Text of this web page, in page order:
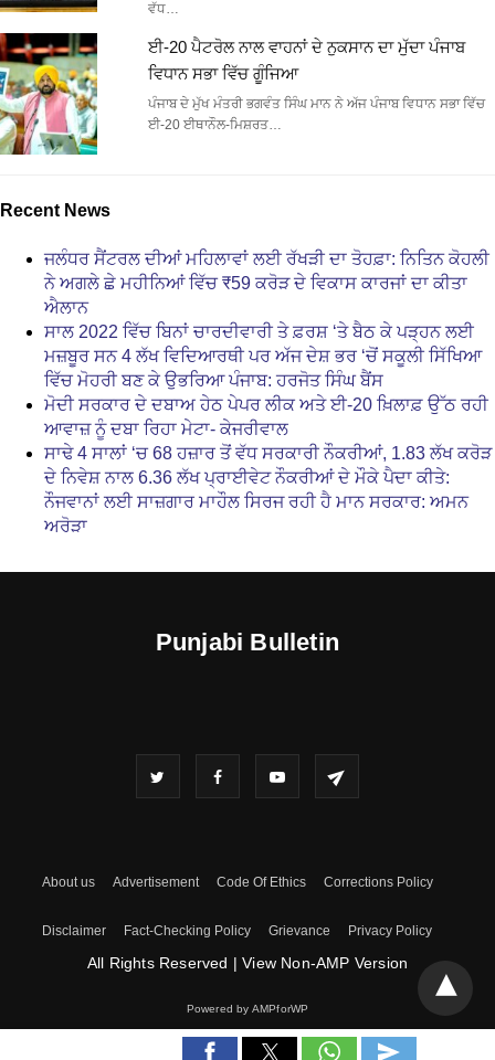
ਵੱਧ…
ਈ-20 ਪੈਟਰੋਲ ਨਾਲ ਵਾਹਨਾਂ ਦੇ ਨੁਕਸਾਨ ਦਾ ਮੁੱਦਾ ਪੰਜਾਬ
ਵਿਧਾਨ ਸਭਾ ਵਿੱਚ ਗੂੰਜਿਆ
ਪੰਜਾਬ ਦੇ ਮੁੱਖ ਮੰਤਰੀ ਭਗਵੰਤ ਸਿੰਘ ਮਾਨ ਨੇ ਅੱਜ ਪੰਜਾਬ ਵਿਧਾਨ ਸਭਾ ਵਿੱਚ
ਈ-20 ਈਥਾਨੌਲ-ਮਿਸ਼ਰਤ…
Recent News
ਜਲੰਧਰ ਸੈਂਟਰਲ ਦੀਆਂ ਮਹਿਲਾਵਾਂ ਲਈ ਰੱਖੜੀ ਦਾ ਤੋਹਫ਼ਾ: ਨਿਤਿਨ ਕੋਹਲੀ
ਨੇ ਅਗਲੇ ਛੇ ਮਹੀਨਿਆਂ ਵਿੱਚ ₹59 ਕਰੋੜ ਦੇ ਵਿਕਾਸ ਕਾਰਜਾਂ ਦਾ ਕੀਤਾ
ਐਲਾਨ
ਸਾਲ 2022 ਵਿੱਚ ਬਿਨਾਂ ਚਾਰਦੀਵਾਰੀ ਤੇ ਫ਼ਰਸ਼ ‘ਤੇ ਬੈਠ ਕੇ ਪੜ੍ਹਨ ਲਈ
ਮਜ਼ਬੂਰ ਸਨ 4 ਲੱਖ ਵਿਦਿਆਰਥੀ ਪਰ ਅੱਜ ਦੇਸ਼ ਭਰ ‘ਚੋਂ ਸਕੂਲੀ ਸਿੱਖਿਆ
ਵਿੱਚ ਮੋਹਰੀ ਬਣ ਕੇ ਉਭਰਿਆ ਪੰਜਾਬ: ਹਰਜੋਤ ਸਿੰਘ ਬੈਂਸ
ਮੋਦੀ ਸਰਕਾਰ ਦੇ ਦਬਾਅ ਹੇਠ ਪੇਪਰ ਲੀਕ ਅਤੇ ਈ-20 ਖ਼ਿਲਾਫ਼ ਉੱਠ ਰਹੀ
ਆਵਾਜ਼ ਨੂੰ ਦਬਾ ਰਿਹਾ ਮੇਟਾ- ਕੇਜਰੀਵਾਲ
ਸਾਢੇ 4 ਸਾਲਾਂ ‘ਚ 68 ਹਜ਼ਾਰ ਤੋਂ ਵੱਧ ਸਰਕਾਰੀ ਨੌਕਰੀਆਂ, 1.83 ਲੱਖ ਕਰੋੜ
ਦੇ ਨਿਵੇਸ਼ ਨਾਲ 6.36 ਲੱਖ ਪ੍ਰਾਈਵੇਟ ਨੌਕਰੀਆਂ ਦੇ ਮੌਕੇ ਪੈਦਾ ਕੀਤੇ:
ਨੌਜਵਾਨਾਂ ਲਈ ਸਾਜ਼ਗਾਰ ਮਾਹੌਲ ਸਿਰਜ ਰਹੀ ਹੈ ਮਾਨ ਸਰਕਾਰ: ਅਮਨ
ਅਰੋੜਾ
Punjabi Bulletin
About us Advertisement Code Of Ethics Corrections Policy
Disclaimer Fact-Checking Policy Grievance Privacy Policy
All Rights Reserved | View Non-AMP Version
Powered by AMPforWP